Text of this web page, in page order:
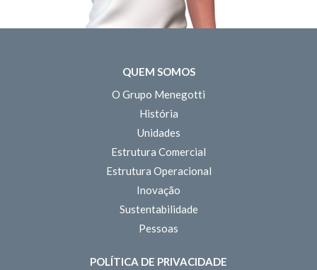
QUEM SOMOS
O Grupo Menegotti
História
Unidades
Estrutura Comercial
Estrutura Operacional
Inovação
Sustentabilidade
Pessoas
POLÍTICA DE PRIVACIDADE